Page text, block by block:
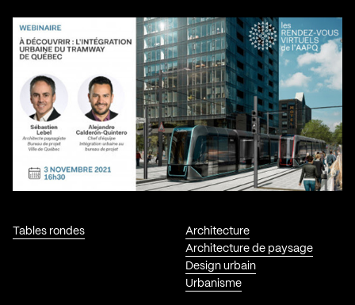
Tables rondes
Architecture
Architecture de paysage
Design urbain
Urbanisme